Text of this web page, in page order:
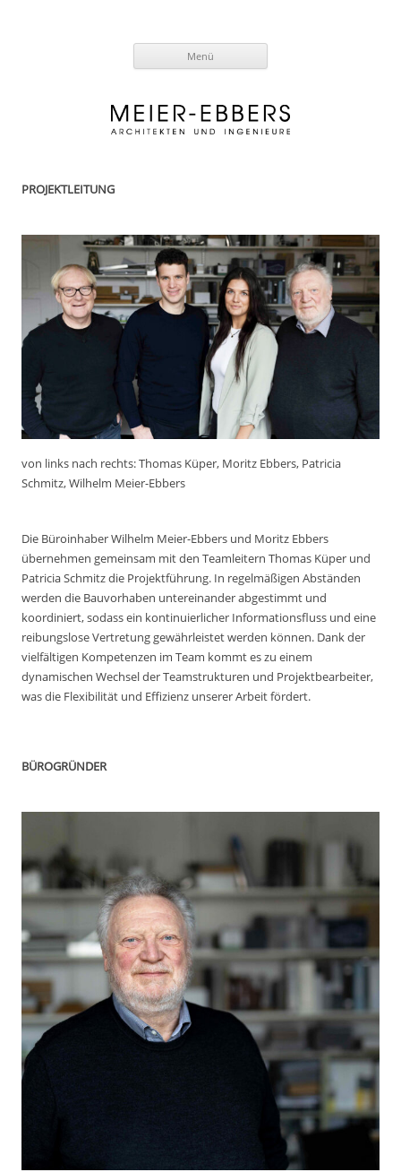
Menü
PROJEKTLEITUNG
von links nach rechts: Thomas Küper, Moritz Ebbers, Patricia
Schmitz, Wilhelm Meier-Ebbers
Die Büroinhaber Wilhelm Meier-Ebbers und Moritz Ebbers
übernehmen gemeinsam mit den Teamleitern Thomas Küper und
Patricia Schmitz die Projektführung. In regelmäßigen Abständen
werden die Bauvorhaben untereinander abgestimmt und
koordiniert, sodass ein kontinuierlicher Informationsfluss und eine
reibungslose Vertretung gewährleistet werden können. Dank der
vielfältigen Kompetenzen im Team kommt es zu einem
dynamischen Wechsel der Teamstrukturen und Projektbearbeiter,
was die Flexibilität und Effizienz unserer Arbeit fördert.
BÜROGRÜNDER